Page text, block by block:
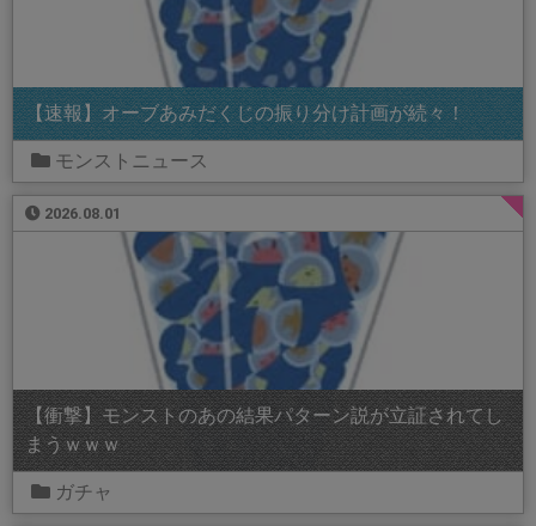
【速報】オーブあみだくじの振り分け計画が続々！
モンストニュース
2026.08.01
【衝撃】モンストのあの結果パターン説が立証されてし
まうｗｗｗ
ガチャ